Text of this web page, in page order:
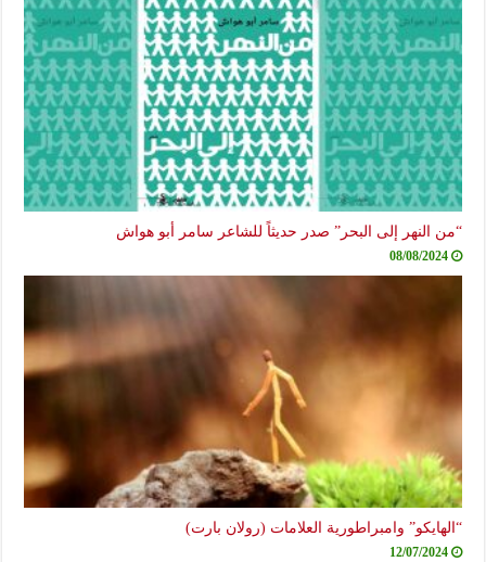
“من النهر إلى البحر” صدر حديثاً للشاعر سامر أبو هواش
08/08/2024
“الهايكو” وامبراطورية العلامات (رولان بارت)
12/07/2024